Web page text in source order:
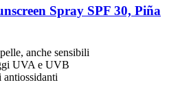
Spray SPF 30, Piña
anche sensibili
UVA e UVB